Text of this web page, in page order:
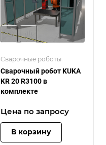
Сварочные роботы
Сварочный робот KUKA
KR 20 R3100 в
комплекте
Цена по запросу
В корзину